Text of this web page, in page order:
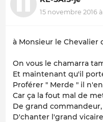
15 novembre 2016
à Monsieur le Chevalier
On vous le chamarra
Et maintenant qu'il
Proférer " Merde " il
Car ça la fout mal de
De grand
D'chanter l'grand